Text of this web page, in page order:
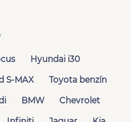
Hyundai i30
S-MAX
Toyota benzín
BMW
Chevrolet